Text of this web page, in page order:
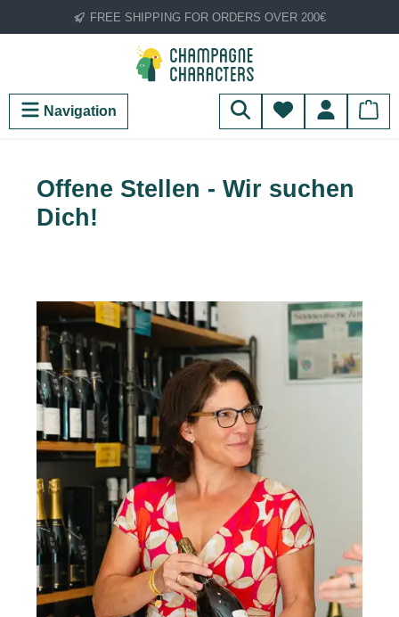
Skip to main contentFREE SHIPPING FOR ORDERS OVER 200€
Navigation You have 0
Offene Stellen - Wir suchen
Dich!